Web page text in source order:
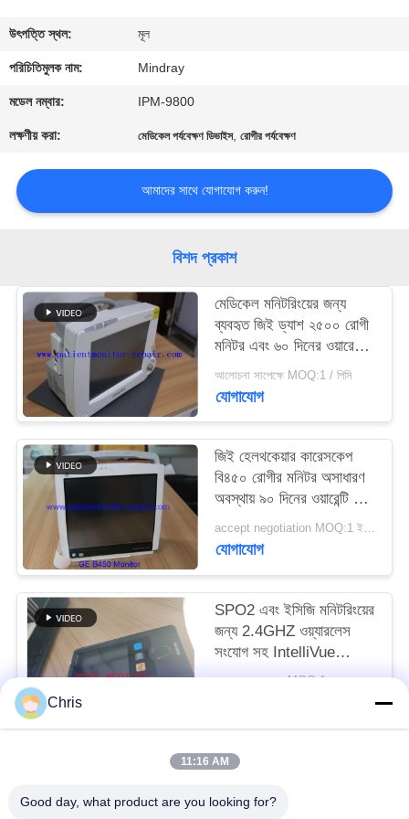
গুণমান
নিয়ন্ত্রণ
আমাদের
সাথে
যোগাযোগ
উদ্ধৃতি
অনুরোধ
করুন
NEWS
সাইট
ম্যাপ
PRIVACY
POLICY
উৎপত্তি স্থল: মূল
পরিচিতিমুলক নাম: Mindray
মডেল নম্বার: IPM-9800
লক্ষণীয় করা: মেডিকেল পর্যবেক্ষণ ডিভাইস,রোগীর পর্যবেক্ষণ
আমাদের সাথে যোগাযোগ করুন!
বিশদ প্রকাশ
মেডিকেল মনিটরিংয়ের জন্য
ব্যবহৃত জিই ড্যাশ ২৫০০ রোগী
মনিটর এবং ৬০ দিনের ওয়ারেন্টি
সহ ড্যাশ ২৫০০ মডেল
আলোচনা সাপেক্ষে MOQ:1 / পিসি
যোগাযোগ
জিই হেলথকেয়ার কারেসকেপ
বি৪৫০ রোগীর মনিটর অসাধারণ
অবস্থায় ৯০ দিনের ওয়ারেন্টি সহ
এবং সম্পূর্ণরূপে সংস্কার করা
হয়েছে
accept negotiation MOQ:1 ইউনিট
যোগাযোগ
SPO2 এবং ইসিজি মনিটরিংয়ের
জন্য 2.4GHZ ওয়্যারলেস
সংযোগ সহ IntelliVue
MX40 রোগী মনিটর
আলোচনা সাপেক্ষে MOQ:1
Chris
11:16 AM
Good day, what product are you looking for?